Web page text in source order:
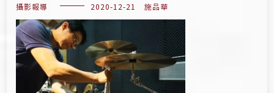
攝影報導 2020-12-21 施品華